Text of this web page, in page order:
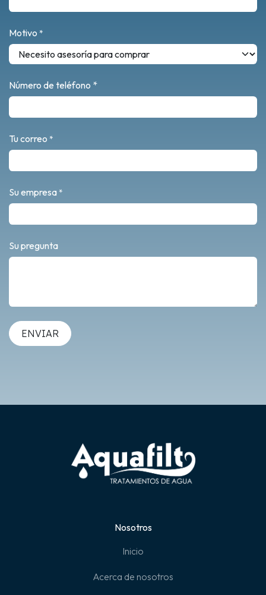
Motivo *
Número de teléfono *
Tu correo *
Su empresa *
Su pregunta
ENVIAR
Nosotros
Inicio
Acerca de nosotros